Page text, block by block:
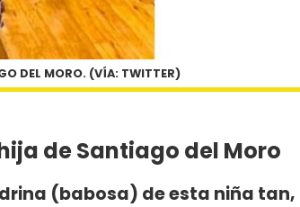
DEL MORO. (VÍA: TWITTER)
de Santiago del Moro
(babosa) de esta niña tan,